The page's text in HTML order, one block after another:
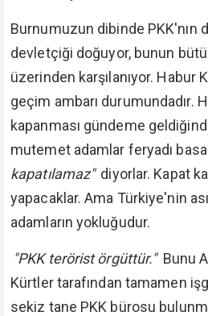
Burnumuzun dibinde PKK'nın
devletçiği doğuyor, bunun
üzerinden karşılanıyor. Habur
geçim ambarı durumundadır.
kapanması gündeme
mutemet adamlar feryadı
kapatılamaz" diyorlar. Kapat
yapacaklar. Ama Türkiye'nin
adamların yokluğudur.
"PKK terörist örgüttür." Bunu
Kürtler tarafından tamamen
sekiz tane PKK bürosu